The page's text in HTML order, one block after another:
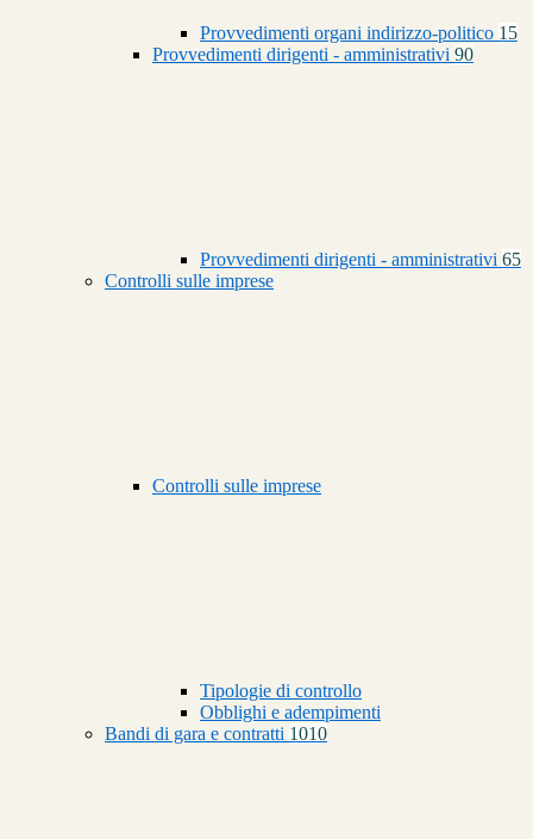
Provvedimenti organi indirizzo-politico 15
Provvedimenti dirigenti - amministrativi 90
Provvedimenti dirigenti - amministrativi 65
Controlli sulle imprese
Controlli sulle imprese
Tipologie di controllo
Obblighi e adempimenti
Bandi di gara e contratti 1010